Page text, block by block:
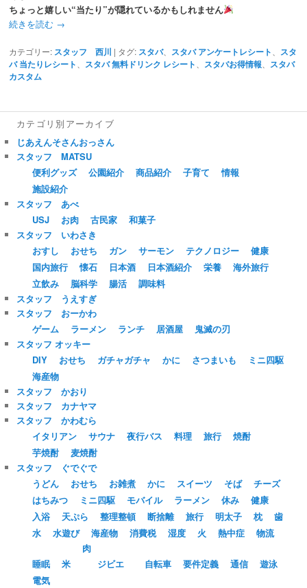
ちょっと嬉しい“当たり”が隠れているかもしれません
続きを読む →
カテゴリー: スタッフ 西川 | タグ: スタバ、 スタバ アンケートレシート
スタ
バ 当たりレシート
スタバ 無料ドリンク レシート スタバお得情報
スタバ
カスタム
カテゴリ別アーカイブ
じあえんそさんおっさん
スタッフ MATSU
便利グッズ
公園紹介 商品紹介 子育て
情報
施設紹介
スタッフ あべ
USJ
お肉 古民家
和菓子
スタッフ いわさき
おすし
おせち ガン サーモン テクノロジー
健康
国内旅行
懐石 日本酒 日本酒紹介 栄養
海外旅行
立飲み
脳科学 腸活
調味料
スタッフ うえすぎ
スタッフ おーかわ
ゲーム
ラーメン ランチ 居酒屋
鬼滅の刃
スタッフ オッキー
DIY
おせち ガチャガチャ かに さつまいも
ミニ四駆
海産物
スタッフ かおり
スタッフ カナヤマ
スタッフ かわむら
イタリアン
サウナ 夜行バス 料理 旅行
焼酎
芋焼酎
麦焼酎
スタッフ ぐでぐで
うどん
おせち お雑煮 かに スイーツ そば
チーズ
はちみつ
ミニ四駆 モバイル ラーメン 休み
健康
入浴
天ぷら 整理整頓 断捨離 旅行 明太子 枕
歯
水
水遊び 海産物 消費税 湿度 火 熱中症 物流
睡眠 米
肉
ジビエ
自転車 要件定義 通信
遊泳
電気